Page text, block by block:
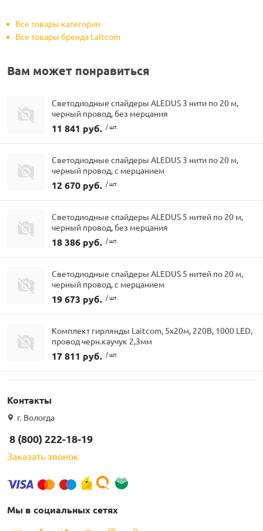
Все товары категории
Все товары бренда Laitcom
Вам может понравиться
Светодиодные спайдеры ALEDUS 3 нити по 20 м,
черный провод, без мерцания
11 841 руб. / шт.
Светодиодные спайдеры ALEDUS 3 нити по 20 м,
черный провод, с мерцанием
12 670 руб. / шт.
Светодиодные спайдеры ALEDUS 5 нитей по 20 м,
черный провод, без мерцания
18 386 руб. / шт.
Светодиодные спайдеры ALEDUS 5 нитей по 20 м,
черный провод, с мерцанием
19 673 руб. / шт.
Комплект гирлянды Laitcom, 5x20м, 220В, 1000 LED,
провод черн.каучук 2,3мм
17 811 руб. / шт.
Контакты
г. Вологда
8 (800) 222-18-19
Заказать звонок
Мы в социальных сетях